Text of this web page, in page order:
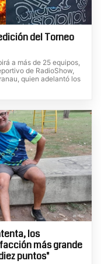
del Torneo
a más de 25 equipos,
de RadioShow,
quien adelantó los
los
más grande
puntos"